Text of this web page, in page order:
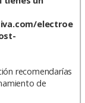
electroe
recomendarías
de